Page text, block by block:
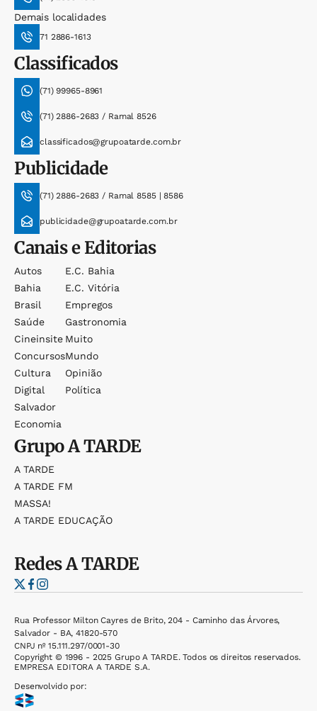
Demais localidades
71 2886-1613
Classificados
(71) 99965-8961
(71) 2886-2683 / Ramal 8526
classificados@grupoatarde.com.br
Publicidade
(71) 2886-2683 / Ramal 8585 | 8586
publicidade@grupoatarde.com.br
Canais e Editorias
Autos
Bahia
Brasil
Saúde
Cineinsite
Concursos
Cultura
Digital
Salvador
Economia
E.c. Bahia
E.c. Vitória
Empregos
Gastronomia
Muito
Mundo
Opinião
Política
GrupoA TARDE
A TARDE
A TARDE FM
MASSA!
A TARDE EDUCAÇÃO
RedesA TARDE
Rua Professor Milton Cayres de Brito, 204 - Caminho das Árvores,
Salvador - BA, 41820-570
CNPJ nº 15.111.297/0001-30
Copyright © 1996 - 2025 Grupo A TARDE. Todos os direitos reservados.
EMPRESA EDITORA A TARDE S.A.
Desenvolvido por: